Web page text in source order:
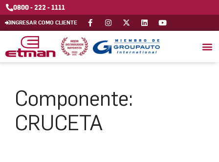
0800 - 222 - 1111
INGRESAR COMO CLIENTE
Componente:
CRUCETA